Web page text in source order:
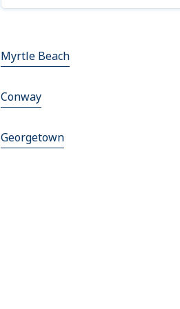
Myrtle Beach
Conway
Georgetown